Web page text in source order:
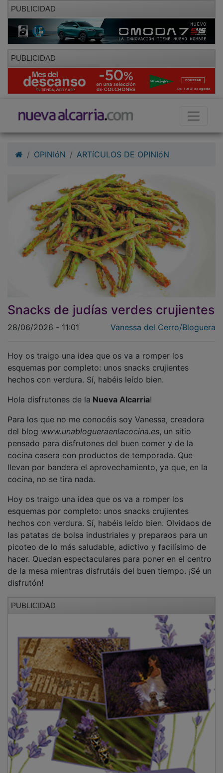
PUBLICIDAD
PUBLICIDAD
Snacks de judías verdes crujientes
28/06/2026 - 11:01 Vanessa del Cerro/Bloguera
esquemas por completo: unos snacks crujientes
hechos con verdura. Sí, habéis leído bien.
Hola disfrutones de laNueva Alcarria!
Para los que no me conocéis soy Vanessa, creadora
del blog www.unablogueraenlacocina.es, un sitio
pensado para disfrutones del buen comer y de la
cocina casera con productos de temporada. Que
llevan por bandera el aprovechamiento, ya que, en la
cocina, no se tira nada.
Hoy os traigo una idea que os va a romper los
esquemas por completo: unos snacks crujientes
hechos con verdura. Sí, habéis leído bien. Olvidaos de
las patatas de bolsa industriales y preparaos para un
picoteo de lo más saludable, adictivo y facilísimo de
hacer. Quedan espectaculares para poner en el centro
de la mesa mientras disfrutáis del buen tiempo. ¡Sé un
disfrutón!